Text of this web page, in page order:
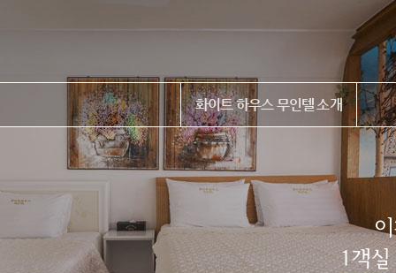
화이트 하우스 무인텔 소개